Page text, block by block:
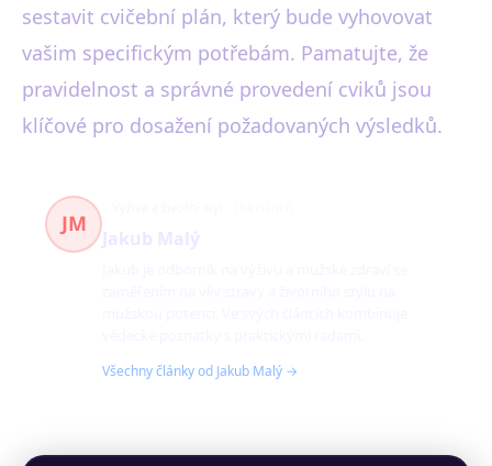
sestavit cvičební plán, který bude vyhovovat
vašim specifickým potřebám. Pamatujte, že
pravidelnost a správné provedení cviků jsou
klíčové pro dosažení požadovaných výsledků.
JM
Všechny články od Jakub Malý →